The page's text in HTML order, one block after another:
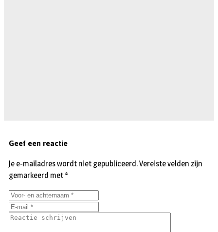
Geef een reactie
Je e-mailadres wordt niet gepubliceerd.Vereiste velden zijn
gemarkeerd met *